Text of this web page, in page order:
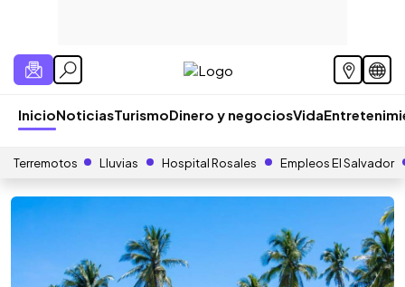
InicioNoticiasTurismoDinero y negociosVida
Terremotos Lluvias Hospital Rosales Empleos El Salvador